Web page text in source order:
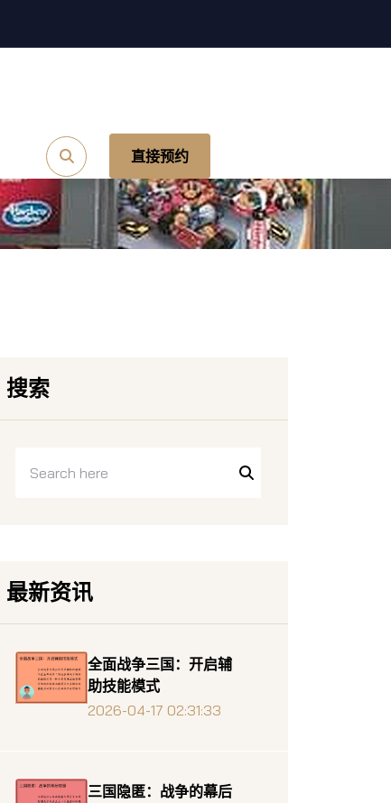
直接预约
搜索
最新资讯
全面战争三国：开启辅
助技能模式
2026-04-17 02:31:33
三国隐匿：战争的幕后